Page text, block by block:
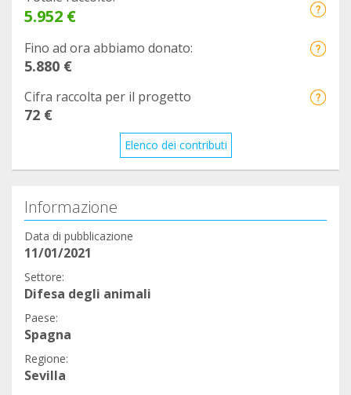
5.952 €
Fino ad ora abbiamo donato:
5.880 €
Cifra raccolta per il progetto
72 €
Elenco dei contributi
Informazione
Data di pubblicazione
11/01/2021
Settore:
Difesa degli animali
Paese:
Spagna
Regione:
Sevilla